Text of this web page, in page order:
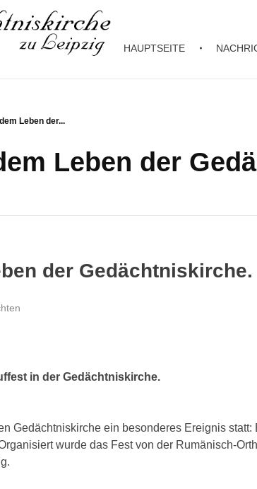
HAUPTSEITE
Leben der...
Leben der
der Gedächtniskirche.
in der Gedächtniskirche.
Gedächtniskirche ein besonderes Ereignis statt:
wurde das Fest von der Rumänisch-